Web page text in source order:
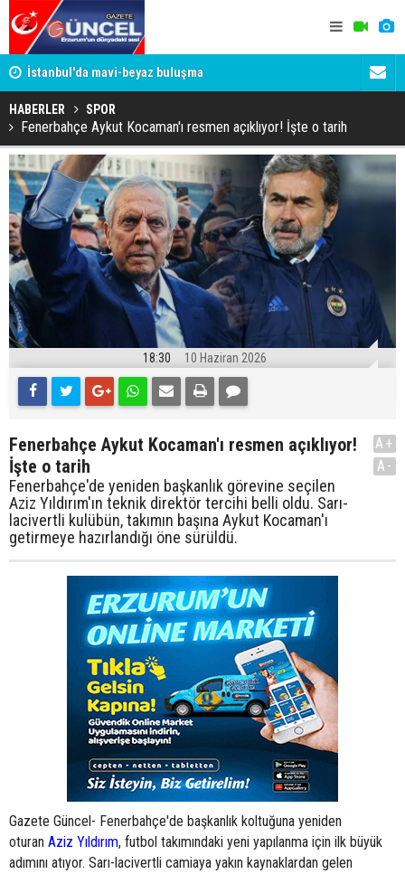
İstanbul'da mavi-beyaz buluşma
HABERLER SPOR
Fenerbahçe Aykut Kocaman'ı resmen açıklıyor! İşte o tarih
18:30 10 Haziran 2026
Fenerbahçe Aykut Kocaman'ı resmen açıklıyor!
İşte o tarih
Fenerbahçe'de yeniden başkanlık görevine seçilen
Aziz Yıldırım'ın teknik direktör tercihi belli oldu. Sarı-
lacivertli kulübün, takımın başına Aykut Kocaman'ı
getirmeye hazırlandığı öne sürüldü.
A+
A-
Gazete Güncel- Fenerbahçe'de başkanlık koltuğuna yeniden
oturan Aziz Yıldırım, futbol takımındaki yeni yapılanma için ilk büyük
adımını atıyor. Sarı-lacivertli camiaya yakın kaynaklardan gelen